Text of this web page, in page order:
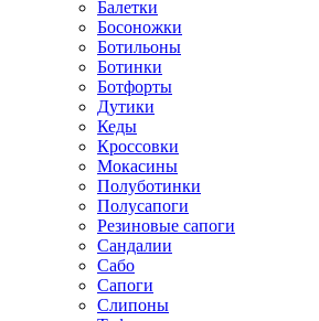
Балетки
Босоножки
Ботильоны
Ботинки
Ботфорты
Дутики
Кеды
Кроссовки
Мокасины
Полуботинки
Полусапоги
Резиновые сапоги
Сандалии
Сабо
Сапоги
Слипоны